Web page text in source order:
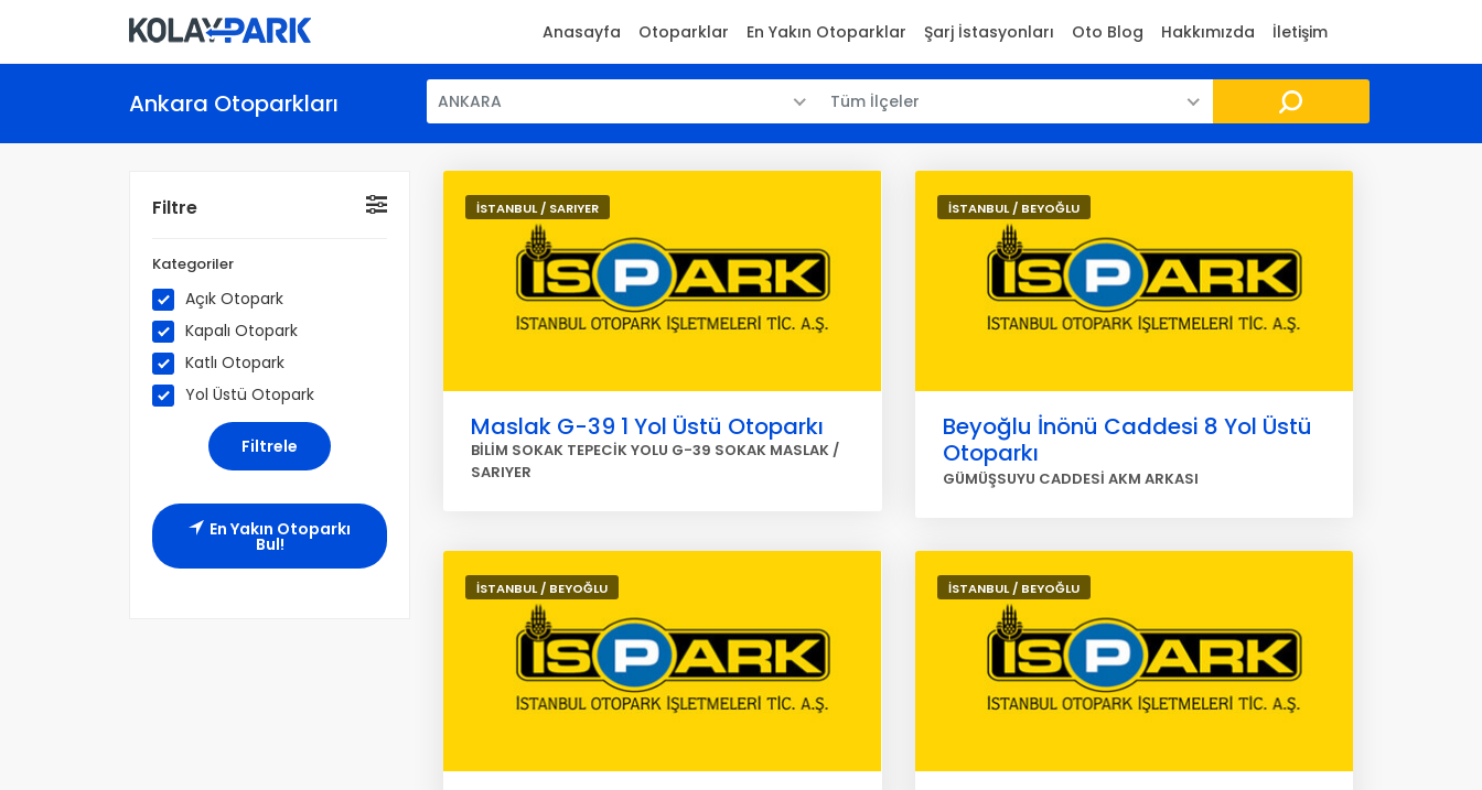
Anasayfa Otoparklar En Yakın Otoparklar Şarj İstasyonları Oto Blog Hakkımızda İletişim
Ankara Otoparkları ANKARA Tüm İlçeler
Filtre
Kategoriler
Açık Otopark
Kapalı Otopark
Katlı Otopark
Yol Üstü Otopark
En Yakın Otoparkı
Bul!
İSTANBUL / SARIYER
Maslak G-39 1 Yol Üstü Otoparkı
BİLİM SOKAK TEPECİK YOLU G-39 SOKAK MASLAK /
SARIYER
İSTANBUL / BEYOĞLU
Beyoğlu İnönü Caddesi 8 Yol Üstü
Otoparkı
GÜMÜŞSUYU CADDESİ AKM ARKASI
İSTANBUL / BEYOĞLU İSTANBUL / BEYOĞLU